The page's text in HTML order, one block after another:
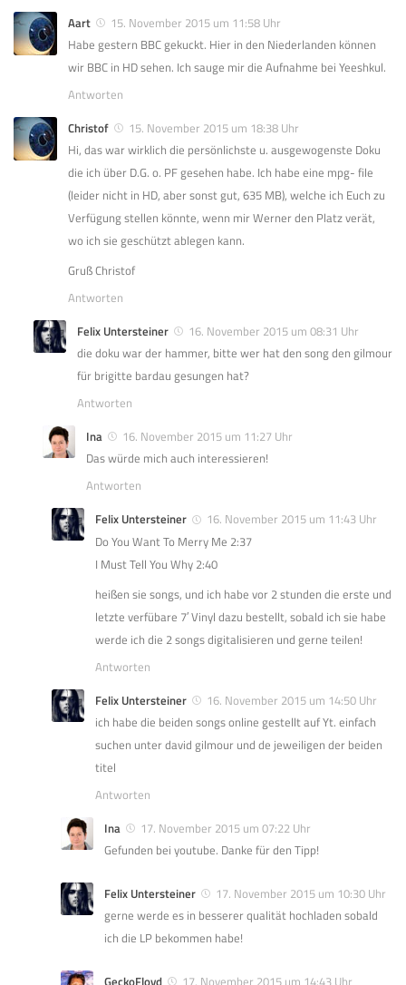
Aart
15. November 2015 um 11:58 Uhr
Habe gestern BBC gekuckt. Hier in den Niederlanden können
wir BBC in HD sehen. Ich sauge mir die Aufnahme bei Yeeshkul.
Antworten
Christof
15. November 2015 um 18:38 Uhr
Hi, das war wirklich die persönlichste u. ausgewogenste Doku
die ich über D.G. o. PF gesehen habe. Ich habe eine mpg- file
(leider nicht in HD, aber sonst gut, 635 MB), welche ich Euch zu
Verfügung stellen könnte, wenn mir Werner den Platz verät,
wo ich sie geschützt ablegen kann.
Gruß Christof
Antworten
Felix Untersteiner
16. November 2015 um 08:31 Uhr
die doku war der hammer, bitte wer hat den song den gilmour
für brigitte bardau gesungen hat?
Antworten
Ina
16. November 2015 um 11:27 Uhr
Das würde mich auch interessieren!
Antworten
Felix Untersteiner
16. November 2015 um 11:43 Uhr
Do You Want To Merry Me 2:37
I Must Tell You Why 2:40
heißen sie songs, und ich habe vor 2 stunden die erste und
letzte verfübare 7′ Vinyl dazu bestellt, sobald ich sie habe
werde ich die 2 songs digitalisieren und gerne teilen!
Antworten
Felix Untersteiner
16. November 2015 um 14:50 Uhr
ich habe die beiden songs online gestellt auf Yt. einfach
suchen unter david gilmour und de jeweiligen der beiden
titel
Antworten
Ina
17. November 2015 um 07:22 Uhr
Gefunden bei youtube. Danke für den Tipp!
Felix Untersteiner
17. November 2015 um 10:30 Uhr
gerne werde es in besserer qualität hochladen sobald
ich die LP bekommen habe!
GeckoFloyd 17. November 2015 um 14:43 Uhr